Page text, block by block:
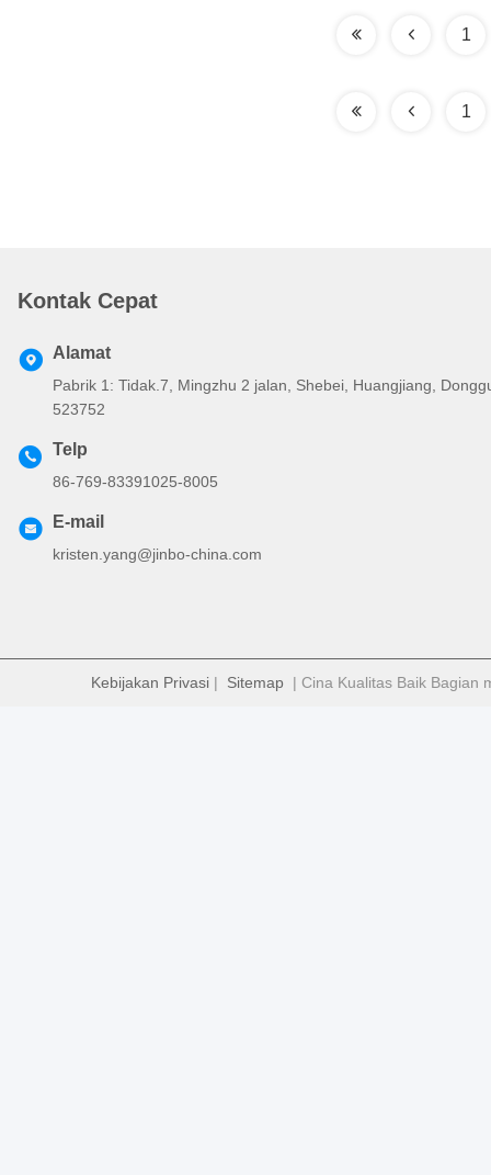
1
1
Kontak Cepat
Alamat
Pabrik 1: Tidak.7, Mingzhu 2 jalan, Shebei, Huangjiang,
523752
Telp
86-769-83391025-8005
E-mail
kristen.yang@jinbo-china.com
Kebijakan Privasi | Sitemap | Cina Kualitas Baik Bagian